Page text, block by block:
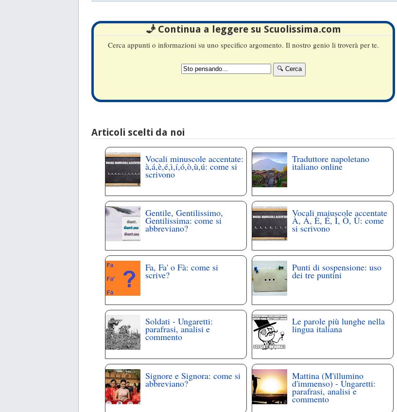
🧞 Continua a leggere su Scuolissima.com
Cerca appunti o informazioni su uno specifico argomento. Il nostro genio li troverà per te.
Articoli scelti da noi
Vocali minuscole accentate:
à,á,è,é,ì,í,ó,ò,ù,ú: come si
scrivono
Traduttore napoletano
italiano online
Gentile, Gentilissimo,
Gentilissima: come si
abbreviano?
Vocali maiuscole accentate
À, Á, È, É, Ì, Ò, Ù: come
si scrivono
Fa, Fa' o Fà: come si
scrive?
Punti di sospensione: uso
dei tre puntini
Soldati - Ungaretti:
parafrasi, analisi e
commento
Le parole più lunghe nella
lingua italiana
Signore e Signora: come si
abbreviano?
Mattina (M'illumino
d'immenso) - Ungaretti:
parafrasi, analisi e
commento